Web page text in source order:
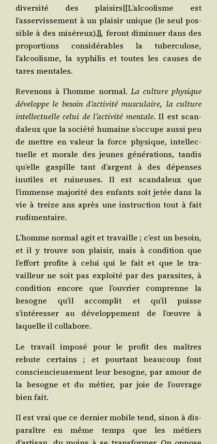
diver­si­té des plaisirs[[L’alcoolisme est
l’asservissement à un plai­sir unique (le seul pos­
sible à des misé­reux).]], feront dimi­nuer dans des
pro­por­tions consi­dé­rables la tuber­cu­lose,
l’alcoolisme, la syphi­lis et toutes les causes de
tares mentales.
Reve­nons à l’homme nor­mal. La culture phy­sique
déve­loppe le besoin d’activité mus­cu­laire, la culture
intel­lec­tuelle celui de l’activité men­tale. Il est scan­
da­leux que la socié­té humaine s’occupe aus­si peu
de mettre en valeur la force phy­sique, intel­lec­
tuelle et morale des jeunes géné­ra­tions, tan­dis
qu’elle gas­pille tant d’argent à des dépenses
inutiles et rui­neuses. Il est scan­da­leux que
l’immense majo­ri­té des enfants soit jetée dans la
vie à treize ans après une ins­truc­tion tout à fait
rudimentaire.
L’homme nor­mal agit et tra­vaille ; c’est un besoin,
et il y trouve son plai­sir, mais à condi­tion que
l’effort pro­fite à celui qui le fait et que le tra­
vailleur ne soit pas exploi­té par des para­sites, à
condi­tion encore que l’ouvrier com­prenne la
besogne qu’il accom­plit et qu’il puisse
s’intéresser au déve­lop­pe­ment de l’œuvre à
laquelle il collabore.
Le tra­vail impo­sé pour le pro­fit des maîtres
rebute cer­tains ; et pour­tant beau­coup font
conscien­cieu­se­ment leur besogne, par amour de
la besogne et du métier, par joie de l’ouvrage
bien fait.
Il est vrai que ce der­nier mobile tend, sinon à dis­
pa­raître en même temps que les métiers